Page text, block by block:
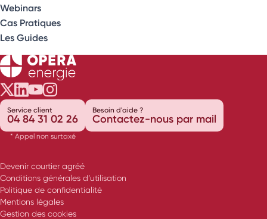
Webinars
Cas Pratiques
Les Guides
Opéra Énergie sur Twitter
Opéra Énergie sur LinkedIn
Opéra Énergie sur Youtube
Opéra Énergie sur Instagram
Service client
04 84 31 02 26
* Appel non surtaxé
Besoin d'aide ?
Contactez-nous par mail
Devenir courtier agréé
Conditions générales d’utilisation
Politique de confidentialité
Mentions légales
Gestion des cookies